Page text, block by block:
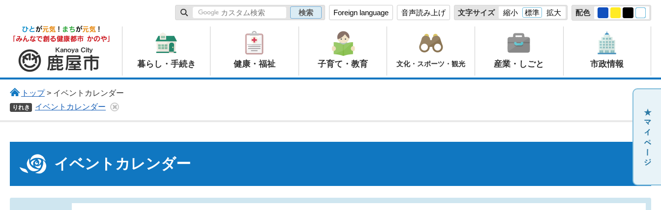
Foreign language 音声読み上げ 文字サイズ 縮小 標準 拡大 配色
鹿屋市
暮らし・手続き 健康・福祉 子育て・教育 文化・スポーツ・観光 産業・しごと 市政情報
トップ> イベントカレンダー
りれき イベントカレンダー
イベントカレンダー